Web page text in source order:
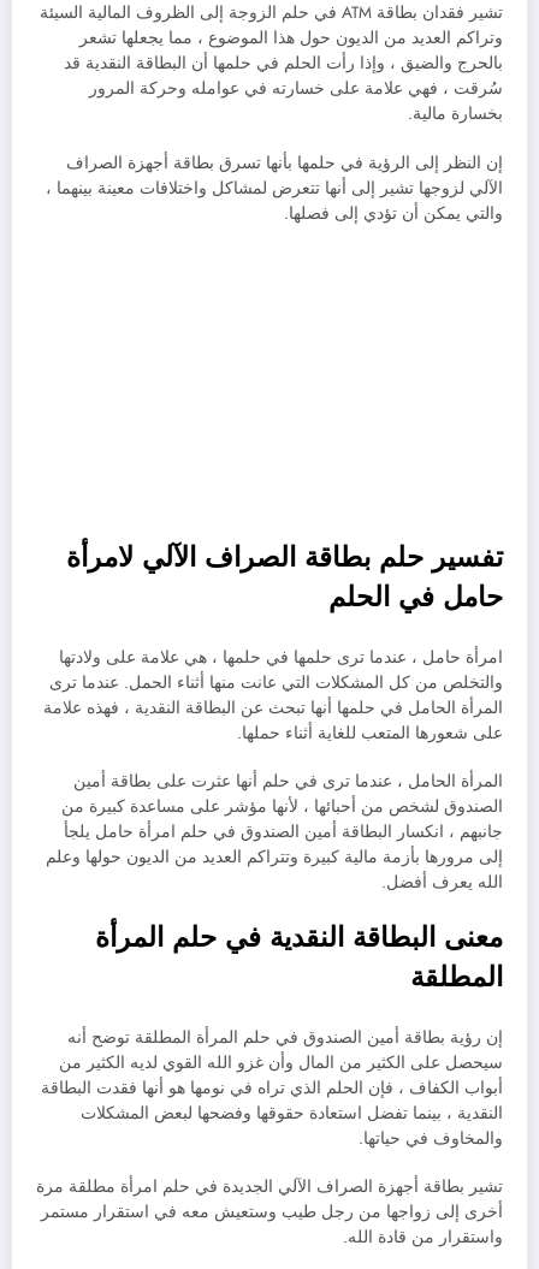
تشير فقدان بطاقة ATM في حلم الزوجة إلى الظروف المالية السيئة
وتراكم العديد من الديون حول هذا الموضوع ، مما يجعلها تشعر
بالحرج والضيق ، وإذا رأت الحلم في حلمها أن البطاقة النقدية قد
سُرقت ، فهي علامة على خسارته في عوامله وحركة المرور
بخسارة مالية.
إن النظر إلى الرؤية في حلمها بأنها تسرق بطاقة أجهزة الصراف
الآلي لزوجها تشير إلى أنها تتعرض لمشاكل واختلافات معينة بينهما ،
والتي يمكن أن تؤدي إلى فصلها.
تفسير حلم بطاقة الصراف الآلي لامرأة
حامل في الحلم
امرأة حامل ، عندما ترى حلمها في حلمها ، هي علامة على ولادتها
والتخلص من كل المشكلات التي عانت منها أثناء الحمل. عندما ترى
المرأة الحامل في حلمها أنها تبحث عن البطاقة النقدية ، فهذه علامة
على شعورها المتعب للغاية أثناء حملها.
المرأة الحامل ، عندما ترى في حلم أنها عثرت على بطاقة أمين
الصندوق لشخص من أحبائها ، لأنها مؤشر على مساعدة كبيرة من
جانبهم ، انكسار البطاقة أمين الصندوق في حلم امرأة حامل يلجأ
إلى مرورها بأزمة مالية كبيرة وتتراكم العديد من الديون حولها وعلم
الله يعرف أفضل.
معنى البطاقة النقدية في حلم المرأة
المطلقة
إن رؤية بطاقة أمين الصندوق في حلم المرأة المطلقة توضح أنه
سيحصل على الكثير من المال وأن غزو الله القوي لديه الكثير من
أبواب الكفاف ، فإن الحلم الذي تراه في نومها هو أنها فقدت البطاقة
النقدية ، بينما تفضل استعادة حقوقها وفضحها لبعض المشكلات
والمخاوف في حياتها.
تشير بطاقة أجهزة الصراف الآلي الجديدة في حلم امرأة مطلقة مرة
أخرى إلى زواجها من رجل طيب وستعيش معه في استقرار مستمر
واستقرار من قادة الله.